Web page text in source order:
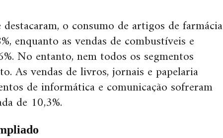
o consumo de artigos de farmácia
enquanto as vendas de combustíveis e
No entanto, nem todos os segmentos
As vendas de livros, jornais e papelaria
de informática e comunicação sofreram
de 10,3%.